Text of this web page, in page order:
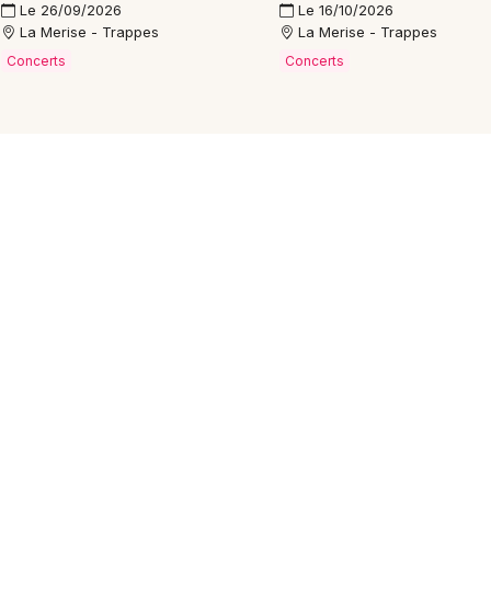
Je m'abonne
Le 26/09/2026
La Merise - Trappes
Concerts
Le 16/10/2026
La Merise - Trappes
Concerts